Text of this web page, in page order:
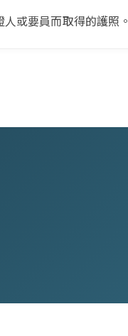
或要員而取得的護照。